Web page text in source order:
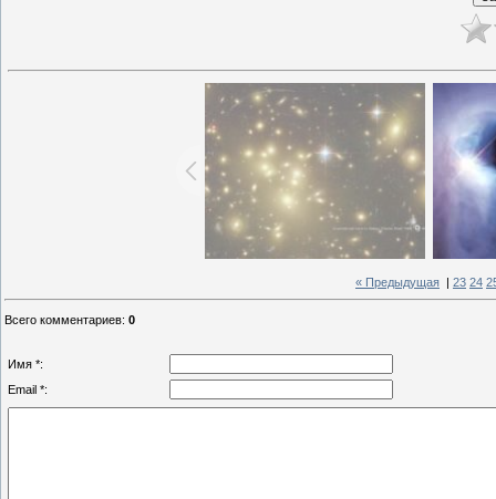
« Предыдущая 23 24
Всего комментариев: 0
Имя *:
Email *: